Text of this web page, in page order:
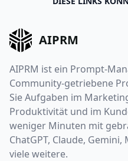
AIPRM
AIPRM ist ein Prompt-
Community-getriebene
Sie Aufgaben im
Produktivität und im
weniger Minuten mit
ChatGPT, Claude,
viele weitere.